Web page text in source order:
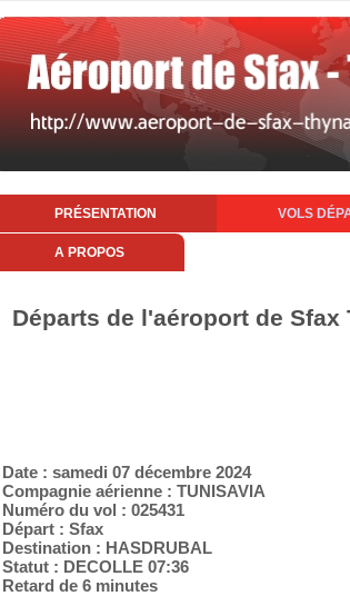
PRÉSENTATION VOLS
A PROPOS
Départs de l'aéroport de
Date : samedi 07 décembre 2024
Compagnie aérienne : TUNISAVIA
Numéro du vol : 025431
Départ : Sfax
Destination : HASDRUBAL
Statut : DECOLLE 07:36
Retard de 6 minutes